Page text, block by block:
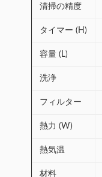
清掃の精度
タイマー (H)
容量 (L)
洗浄
フィルター
熱力 (W)
熱気温
材料